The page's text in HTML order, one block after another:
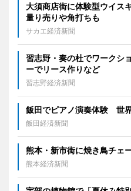
大須商店街に体験型ウイス
量り売りや角打ちも
サカエ経済新聞
習志野・奏の杜でワーク
ーでリース作りなど
習志野経済新聞
飯田でピアノ演奏体験 世
飯田経済新聞
熊本・新市街に焼き鳥チ
熊本経済新聞